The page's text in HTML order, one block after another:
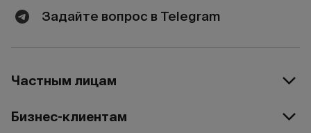
Задайте вопрос в Telegram
Частным лицам
Бизнес-клиентам